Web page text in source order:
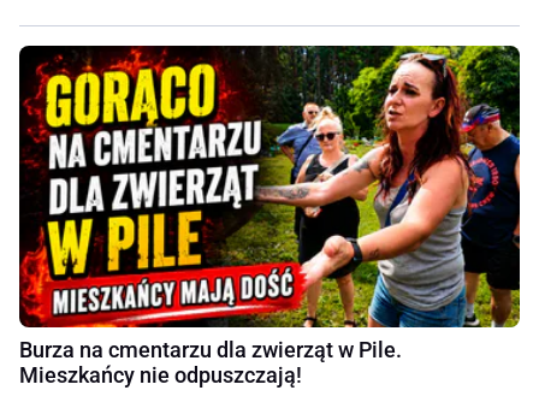
Burza na cmentarzu dla zwierząt w Pile.
Mieszkańcy nie odpuszczają!